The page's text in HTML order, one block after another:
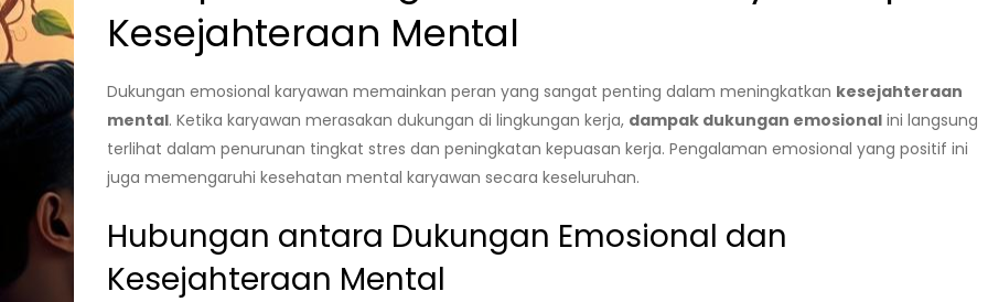
Kesejahteraan Mental
Dukungan emosional karyawan memainkan peran yang sangat penting dalam meningkatkan kesejahteraan
mental. Ketika karyawan merasakan dukungan di lingkungan kerja, dampak dukungan emosional ini langsung
terlihat dalam penurunan tingkat stres dan peningkatan kepuasan kerja. Pengalaman emosional yang positif ini
juga memengaruhi kesehatan mental karyawan secara keseluruhan.
Hubungan antara Dukungan Emosional dan
Kesejahteraan Mental